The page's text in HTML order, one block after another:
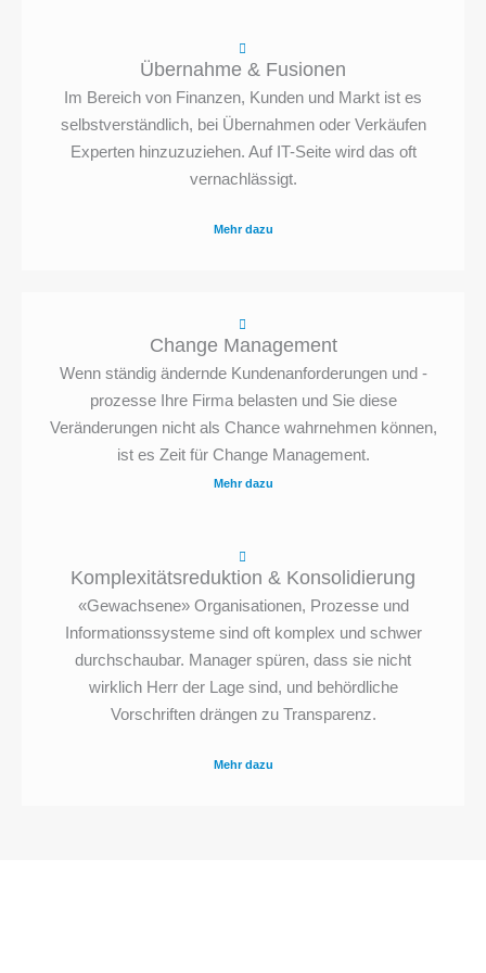
Übernahme & Fusionen
Im Bereich von Finanzen, Kunden und Markt ist es
selbstverständlich, bei Übernahmen oder Verkäufen
Experten hinzuzuziehen. Auf IT-Seite wird das oft
vernachlässigt.
Mehr dazu
Change Management
Wenn ständig ändernde Kundenanforderungen und -
prozesse Ihre Firma belasten und Sie diese
Veränderungen nicht als Chance wahrnehmen können,
ist es Zeit für Change Management.
Mehr dazu
Komplexitätsreduktion & Konsolidierung
«Gewachsene» Organisationen, Prozesse und
Informationssysteme sind oft komplex und schwer
durchschaubar. Manager spüren, dass sie nicht
wirklich Herr der Lage sind, und behördliche
Vorschriften drängen zu Transparenz.
Mehr dazu